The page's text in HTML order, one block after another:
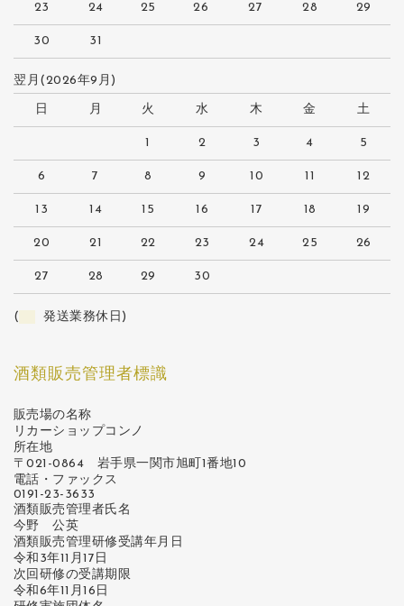
23 24 25 26 27 28 29
30 31
翌月(2026年9月)
日 月 火 水 木 金 土
1 2 3 4 5
6 7 8 9 10 11 12
13 14 15 16 17 18 19
20 21 22 23 24 25 26
27 28 29 30
( 発送業務休日)
酒類販売管理者標識
販売場の名称
リカーショップコンノ
所在地
〒021-0864 岩手県一関市旭町1番地10
電話・ファックス
0191-23-3633
酒類販売管理者氏名
今野 公英
酒類販売管理研修受講年月日
令和3年11月17日
次回研修の受講期限
令和6年11月16日